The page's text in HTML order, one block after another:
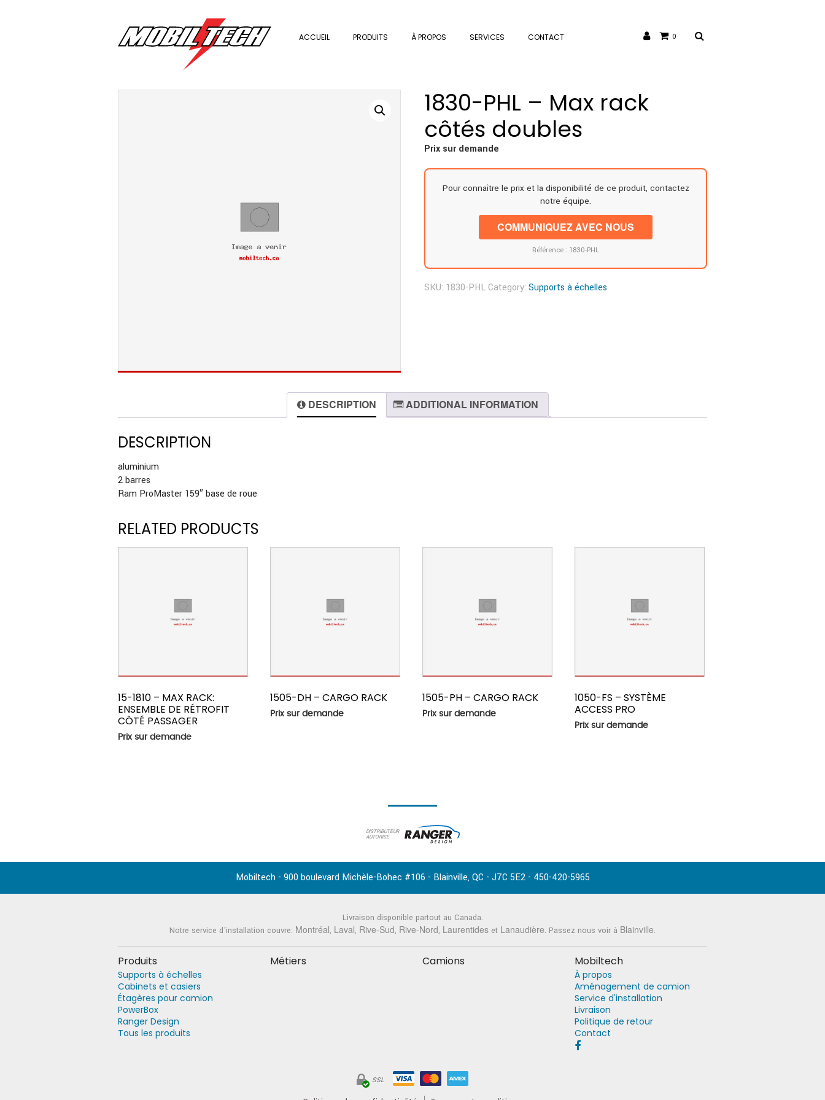
ACCUEIL PRODUITS À PROPOS SERVICES CONTACT 0
1830-PHL – Max rack
côtés doubles
Prix sur demande
Pour connaître le prix et la disponibilité de ce produit, contactez
notre équipe.
COMMUNIQUEZ AVEC NOUS
Référence : 1830-PHL
SKU: 1830-PHL Category:Supports à échelles
DESCRIPTION ADDITIONAL INFORMATION
DESCRIPTION
aluminium
2 barres
Ram ProMaster 159″ base de roue
RELATED PRODUCTS
15-1810 – MAX RACK:
ENSEMBLE DE RÉTROFIT
CÔTÉ PASSAGER
Prix sur demande
1505-DH – CARGO RACK
Prix sur demande
1505-PH – CARGO RACK
Prix sur demande
1050-FS – SYSTÈME
ACCESS PRO
Prix sur demande
DISTRIBUTEUR
AUTORISÉ
Mobiltech - 900 boulevard Michèle-Bohec #106 - Blainville,QC - J7C 5E2- 450-420-5965
Livraison disponible partout au Canada.
Notre service d'installation couvre: Montréal, Laval, Rive-Sud, Rive-Nord, Laurentides et Lanaudière. Passez nous voir à Blainville.
Produits
Supports à échelles
Cabinets et casiers
Étagères pour camion
PowerBox
Ranger Design
Tous les produits
Métiers Camions Mobiltech
À propos
Aménagement de camion
Service d'installation
Livraison
Politique de retour
Contact
SSL